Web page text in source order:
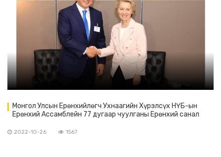
Монгол Улсын Ерөнхийлөгч Ухнаагийн Хүрэлсүх НҮБ-ын
Ерөнхий Ассамблейн 77 дугаар чуулганы Ерөнхий санал
Урсула фон дер Лайен-тэй уулзав.
2022-10-26 1567